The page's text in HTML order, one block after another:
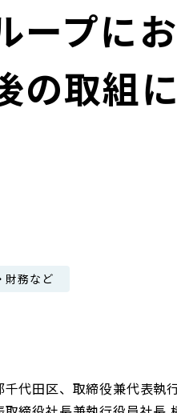
JP 改革実行委員会
広告ギャラリー
ープに
の取組
財務など
千代田区、取締役兼代表